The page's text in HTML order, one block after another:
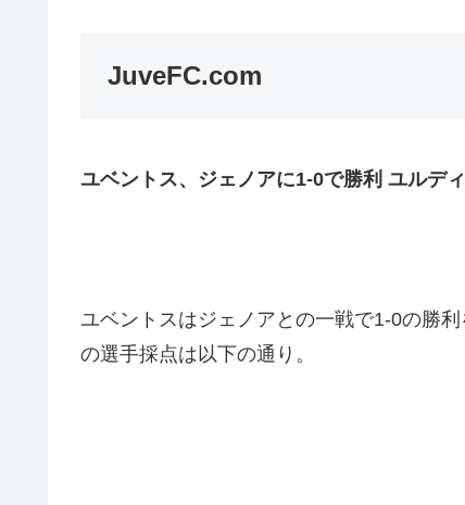
JuveFC.com
ユベントス、ジェノアに1-0で勝利 ユルデ
ユベントスはジェノアとの一戦で1-0の勝
の選手採点は以下の通り。